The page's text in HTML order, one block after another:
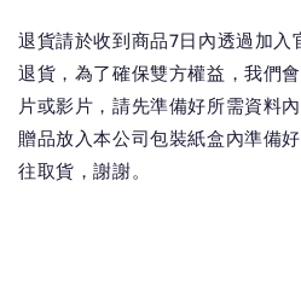
退貨請於收到商品7日內透過加入
退貨， 為了確保雙方權益，我們
片或影片，請先準備好所需資料內
贈品放入本公司包裝紙盒內準備
往取貨，謝謝。